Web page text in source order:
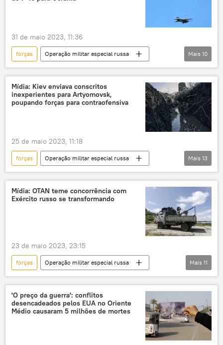
31 de maio 2023, 11:36
forças
Operação militar especial russa
F-16
caças
avião de ataque
avião de combate
Ucrânia
Força Aérea
treinamento
Mais 10
Mídia: Kiev enviava conscritos
inexperientes para Artyomovsk,
poupando forças para contraofensiva
25 de maio 2023, 11:18
forças
Operação militar especial russa
Ucrânia
Rússia
conflito
conflito ucraniano
conflito armado
guerra
Kiev
mobilização
tropas
Mais 13
Mídia: OTAN teme concorrência com
Exército russo se transformando
23 de maio 2023, 23:15
forças
Operação militar especial russa
OTAN
Estônia
Ucrânia
Rússia
Forças Armadas da Rússia
Exército da Rússia
militares
Mais 11
'O preço da guerra': conflitos
desencadeados pelos EUA no Oriente
Médio causaram 5 milhões de mortes